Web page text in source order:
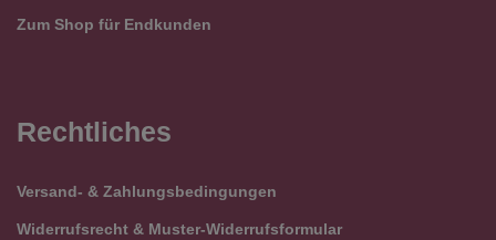
Zum Shop für Endkunden
Rechtliches
Versand- & Zahlungsbedingungen
Widerrufsrecht & Muster-Widerrufsformular